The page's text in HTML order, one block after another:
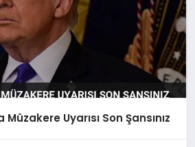
Uyarısı Son Şansınız